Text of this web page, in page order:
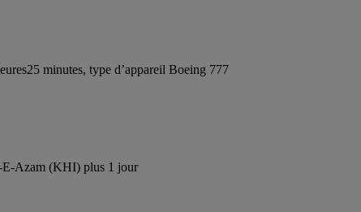
minutes, type d’appareil Boeing 777
E-Azam (KHI) plus 1 jour